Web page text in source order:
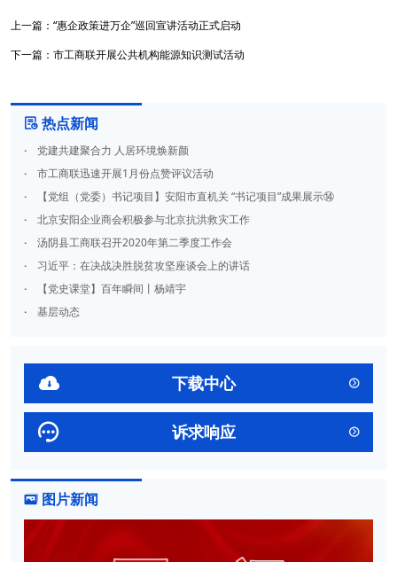
 热点新闻
· 党建共建聚合力 人居环境焕新颜​
· 市工商联迅速开展1月份点赞评议活动
· 【党组（党委）书记项目】安阳市直机关 “书记项目”成果展示⑭
· 北京安阳企业商会积极参与北京抗洪救灾工作
· 汤阴县工商联召开2020年第二季度工作会
· 习近平：在决战决胜脱贫攻坚座谈会上的讲话
· 【党史课堂】百年瞬间丨杨靖宇
· 基层动态
 下载中心 
 诉求响应 
 图片新闻
上一篇： “惠企政策进万企”巡回宣讲活动正式启动
下一篇： 市工商联开展公共机构能源知识测试活动